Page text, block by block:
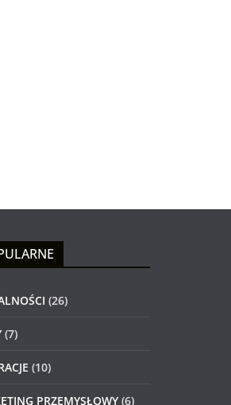
(26)
(7)
(10)
PRZEMYSŁOWY (6)